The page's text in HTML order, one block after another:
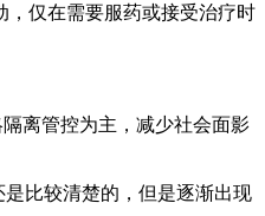
，仅在需要服药或接受治疗时
离管控为主，减少社会面影
比较清楚的，但是逐渐出现